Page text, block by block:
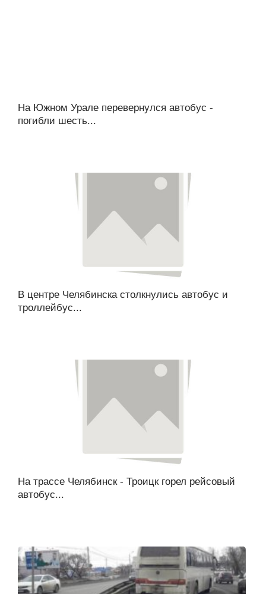
На Южном Урале перевернулся автобус -
погибли шесть...
В центре Челябинска столкнулись автобус и
троллейбус...
На трассе Челябинск - Троицк горел рейсовый
автобус...